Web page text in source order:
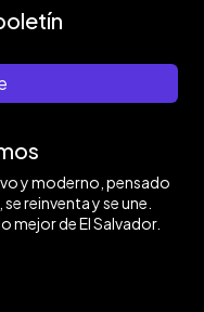
y moderno, pensado
reinventa y se une.
mejor de El Salvador.